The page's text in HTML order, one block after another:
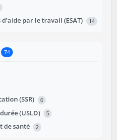
par le travail (ESAT) 14
74
(SSR) 6
(USLD) 5
de santé 2